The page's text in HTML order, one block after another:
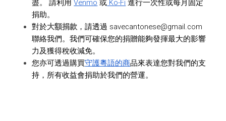
盡。 請利用 Venmo 或 Ko-Fi 進行一次性或每月固定
捐助。
對於大額捐款 ，請透過 savecantonese@gmail.com
聯絡我們。我們可確保您的捐贈能夠發揮最大的影響
力及獲得稅收減免。
您亦可透過購買守護粵語的商品來表達您對我們的支
持，所有收益會捐助於我們的營運。